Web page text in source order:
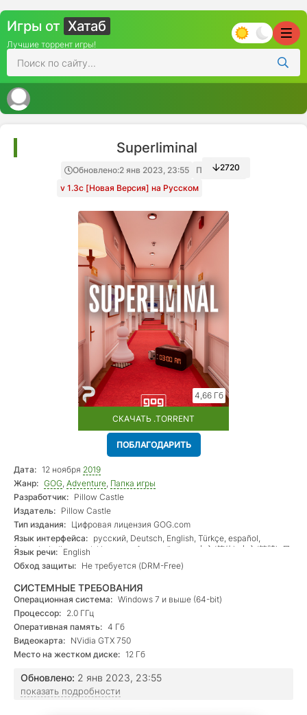
Игры от Хатаб
Лучшие торрент игры!
Superliminal
Обновлено:2 янв 2023, 23:55
Папка игры
v 1.3c [Новая Версия] на Русском
2720
4,66 Гб
СКАЧАТЬ .TORRENT
ПОБЛАГОДАРИТЬ
Дата: 12 ноября 2019
Жанр: GOG, Adventure, Папка игры
Разработчик: Pillow Castle
Издатель: Pillow Castle
Тип издания: Цифровая лицензия GOG.com
Язык интерфейса: русский, Deutsch, English, Türkçe, español,
français, italiano, polski, português, yкраїнська, 中文(简体), 中文(繁體), 日
本語, 한국어
Язык речи: English
Обход защиты: Не требуется (DRM-Free)
СИСТЕМНЫЕ ТРЕБОВАНИЯ
Операционная система: Windows 7 и выше (64-bit)
Процессор: 2.0 ГГц
Оперативная память: 4 Гб
Видеокарта: NVidia GTX 750
Место на жестком диске: 12 Гб
Обновлено: 2 янв 2023, 23:55
показать подробности